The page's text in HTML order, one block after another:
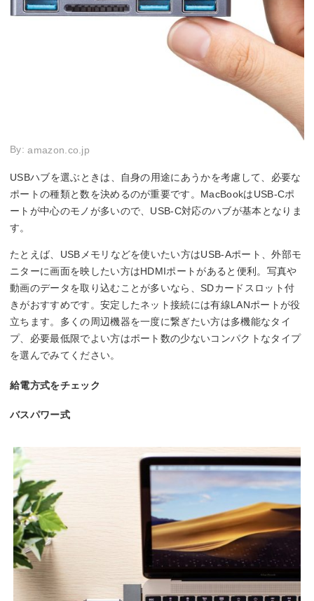
By:amazon.co.jp
USBハブを選ぶときは、自身の用途にあうかを考慮して、必要な
ポートの種類と数を決めるのが重要です。MacBookはUSB-Cポ
ートが中心のモノが多いので、USB-C対応のハブが基本となりま
す。
たとえば、USBメモリなどを使いたい方はUSB-Aポート、外部モ
ニターに画面を映したい方はHDMIポートがあると便利。写真や
動画のデータを取り込むことが多いなら、SDカードスロット付
きがおすすめです。安定したネット接続には有線LANポートが役
立ちます。多くの周辺機器を一度に繋ぎたい方は多機能なタイ
プ、必要最低限でよい方はポート数の少ないコンパクトなタイプ
を選んでみてください。
給電方式をチェック
バスパワー式